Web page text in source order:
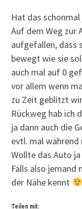
Hat das
Auf dem Weg zur
aufgefallen, dass
bewegt wie sie
auch mal auf 0
vor allem wenn
zu Zeit geblitzt
Rückweg hab ich
ja dann auch die
evtl. mal während
Wollte das Auto
Falls also
der Nähe kennt
Teilen mit: